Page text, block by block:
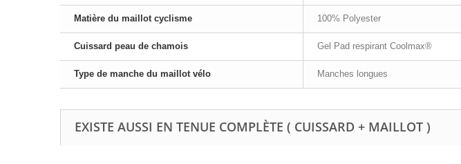
Matière du maillot cyclisme 100% Polyester
Cuissard peau de chamois Gel Pad respirant Coolmax®
Type de manche du maillot vélo Manches longues
EXISTE AUSSI EN TENUE COMPLÈTE ( CUISSARD + MAILLOT )